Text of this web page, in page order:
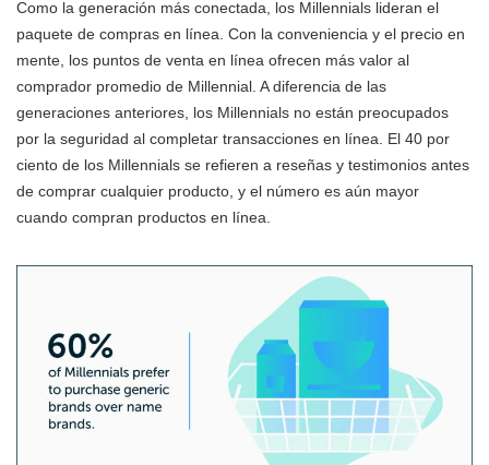
Como la generación más conectada, los Millennials lideran el
paquete de compras en línea. Con la conveniencia y el precio en
mente, los puntos de venta en línea ofrecen más valor al
comprador promedio de Millennial. A diferencia de las
generaciones anteriores, los Millennials no están preocupados
por la seguridad al completar transacciones en línea. El 40 por
ciento de los Millennials se refieren a reseñas y testimonios antes
de comprar cualquier producto, y el número es aún mayor
cuando compran productos en línea.